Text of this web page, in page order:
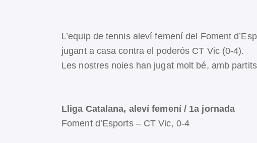
L’equip de tennis aleví femení del Foment
jugant a casa contra el poderós CT Vic (0-4).
Les nostres noies han jugat molt bé, amb
Lliga Catalana, aleví femení / 1a jornada
Foment d’Esports – CT Vic, 0-4